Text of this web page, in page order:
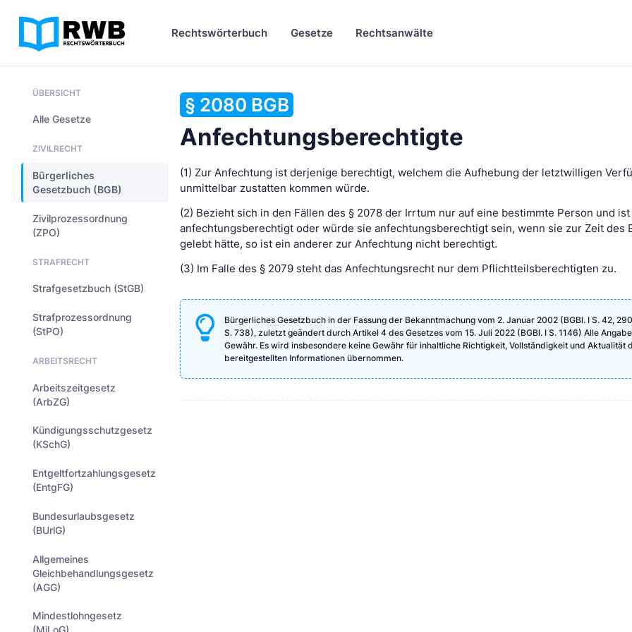
Rechtswörterbuch Gesetze Rechtsanwälte
ÜBERSICHT
Alle Gesetze
ZIVILRECHT
Bürgerliches
Gesetzbuch (BGB)
Zivilprozessordnung
(ZPO)
STRAFRECHT
Strafgesetzbuch (StGB)
Strafprozessordnung
(StPO)
ARBEITSRECHT
Arbeitszeitgesetz
(ArbZG)
Kündigungsschutzgesetz
(KSchG)
Entgeltfortzahlungsgesetz
(EntgFG)
Bundesurlaubsgesetz
(BUrlG)
Allgemeines
Gleichbehandlungsgesetz
(AGG)
Mindestlohngesetz
§ 2080 BGB
Anfechtungsberechtigte
(1) Zur Anfechtung ist derjenige berechtigt, welchem die Aufhebung der letztwilligen
unmittelbar zustatten kommen würde.
(2) Bezieht sich in den Fällen des § 2078 der Irrtum nur auf eine bestimmte Person und
anfechtungsberechtigt oder würde sie anfechtungsberechtigt sein, wenn sie zur Zeit des
gelebt hätte, so ist ein anderer zur Anfechtung nicht berechtigt.
(3) Im Falle des § 2079 steht das Anfechtungsrecht nur dem Pflichtteilsberechtigten zu.
Bürgerliches Gesetzbuch in der Fassung der Bekanntmachung vom 2. Januar 2002 (BGBl. I S. 42,
S. 738), zuletzt geändert durch Artikel 4 des Gesetzes vom 15. Juli 2022 (BGBl. I S. 1146) Alle
Gewähr. Es wird insbesondere keine Gewähr für inhaltliche Richtigkeit, Vollständigkeit und Aktualität
bereitgestellten Informationen übernommen.